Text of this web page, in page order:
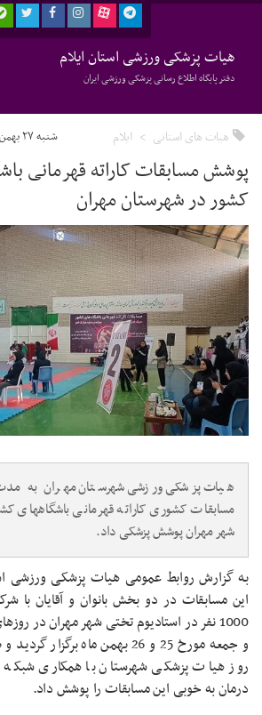
هیات پزشکی ورزشی استان ایلام
دفتر پایگاه اطلاع رسانی پزشکی ورزشی ایران
هیات های استانی ایلام شنبه ۲۷ بهمن ۱۴۰۳ - ۲۰:۰۶
پوشش مسابقات کاراته قهرمانی
کشور در شهرستان مهران
هیات پزشکی ورزشی شهرستان مهران به
مسابقات کشوری کاراته قهرمانی باشگاههای
شهر مهران پوشش پزشکی داد.
به گزارش روابط عمومی هیات پزشکی ورزشی
این مسابقات در دو بخش بانوان و آقایان با
1000 نفر در استادیوم تختی شهر مهران در
و جمعه مورخ 25 و 26 بهمن ماه
روز هیات پزشکی شهرستان با همکاری
درمان به خوبی این مسابقات را پوشش داد.